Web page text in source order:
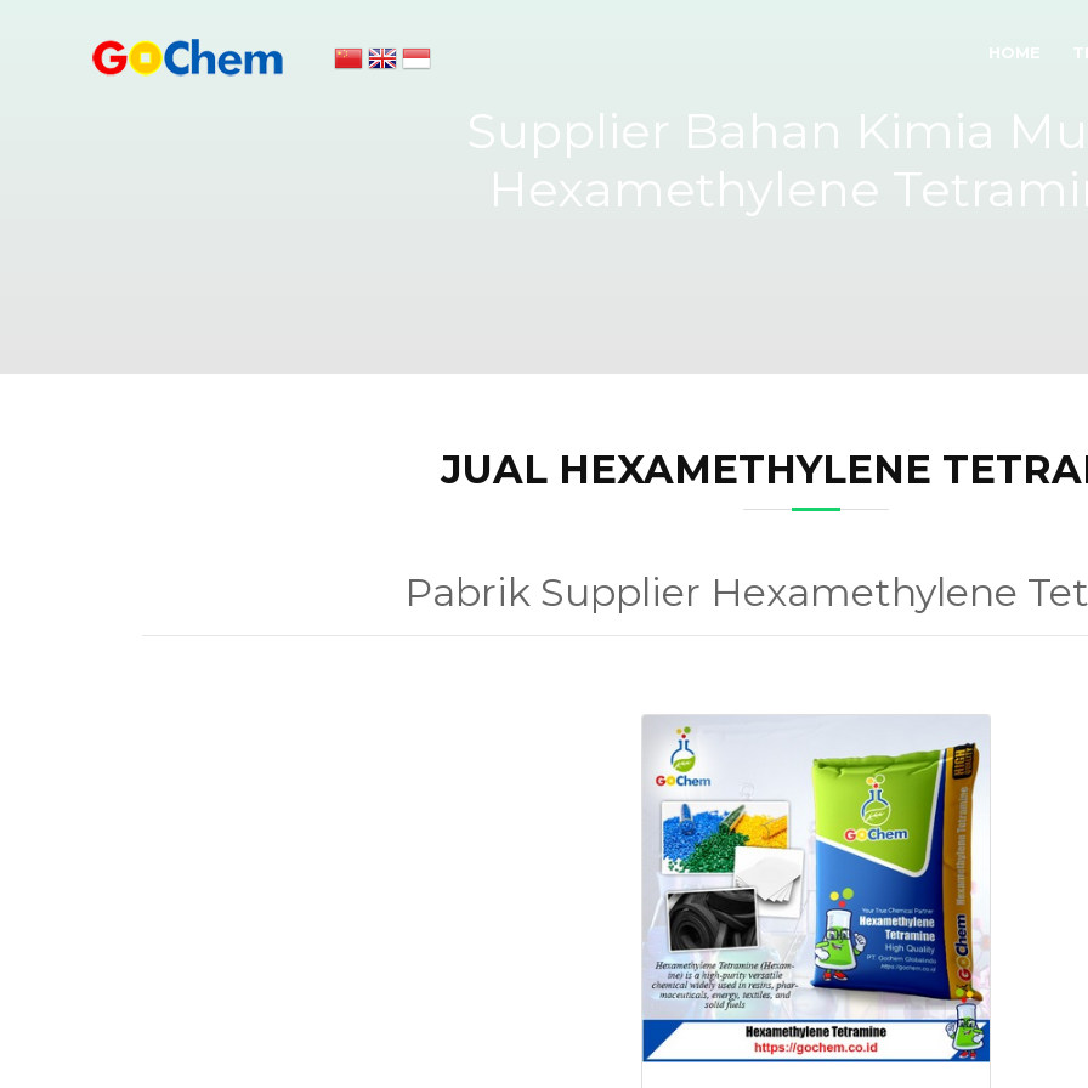
HOME
Supplier Bahan Kimia
Hexamethylene
JUAL HEXAMETHYLENE
Pabrik Supplier Hexamethylene